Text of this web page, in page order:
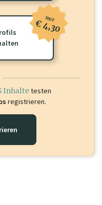
Sie dieses Profil frei
zu sehen.
nur
€ 4,30
Inhalte testen
registrieren.